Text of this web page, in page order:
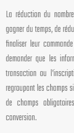
La réduction du
gagner du temps, de
finaliser leur
demander que les
transaction ou
regroupant les champs
de champs
conversion.